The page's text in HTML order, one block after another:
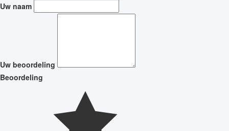
Uw naam
Uw beoordeling
Beoordeling